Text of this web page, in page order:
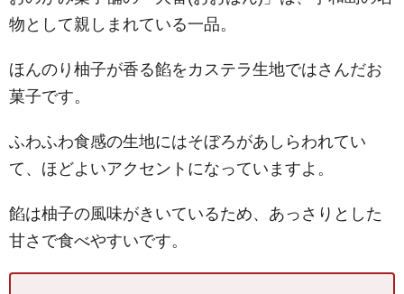
物として親しまれている一品。
ほんのり柚子が香る餡をカステラ生地ではさんだお
菓子です。
ふわふわ食感の生地にはそぼろがあしらわれてい
て、ほどよいアクセントになっていますよ。
餡は柚子の風味がきいているため、あっさりとした
甘さで食べやすいです。